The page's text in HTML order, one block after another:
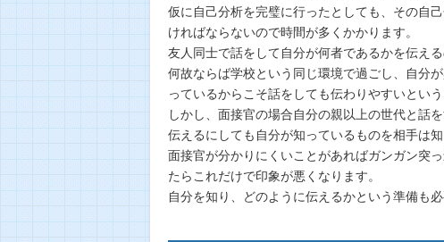
仮に自己分析を完璧に行ったとしても、その自
ければならないので時間が多くかかります。
友人同士で話をして自分が何者であるかを伝え
何故ならば学校という同じ環境で過ごし、自分
っているからこそ話をしても伝わりやすいという
しかし、面接官の場合自分の親以上の世代と話
伝えるにしても自分が知っているものを相手は
面接官が分かりにくいことがあればガンガン突
たらこれだけで印象が悪くなります。
自分を知り、どのように伝えるかという準備も必